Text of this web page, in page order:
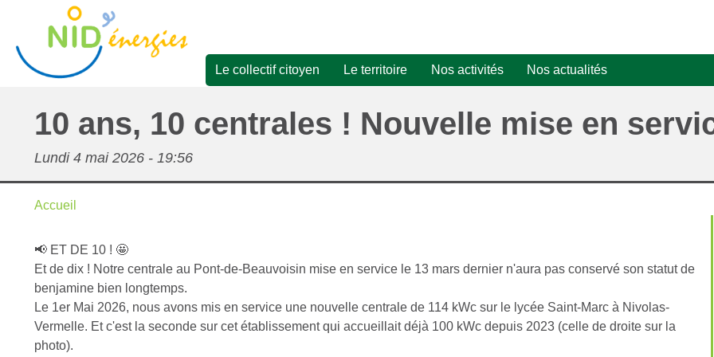
contenu
principal
Navigation
principale
Le collectif citoyen
Nous rejoindre
Rejoindre l'équipe
Devenir actionnaire
d'AG, Bilans comptables
Le territoire Nos activités
d'énergies
Consommer moins
Nos actualités
Dans la presse
10 ans, 10 centrales ! Nouvelle mise en
Lundi 4 mai 2026 - 19:56
d'Ariane
Accueil
📢 ET DE 10 ! 🤩
Et de dix ! Notre centrale au Pont-de-Beauvoisin mise en service le 13 mars dernier n'aura pas conservé son statut de
benjamine bien longtemps.
Le 1er Mai 2026, nous avons mis en service une nouvelle centrale de 114 kWc sur le lycée Saint-Marc à Nivolas-
Vermelle. Et c'est la seconde sur cet établissement qui accueillait déjà 100 kWc depuis 2023 (celle de droite sur la
photo).